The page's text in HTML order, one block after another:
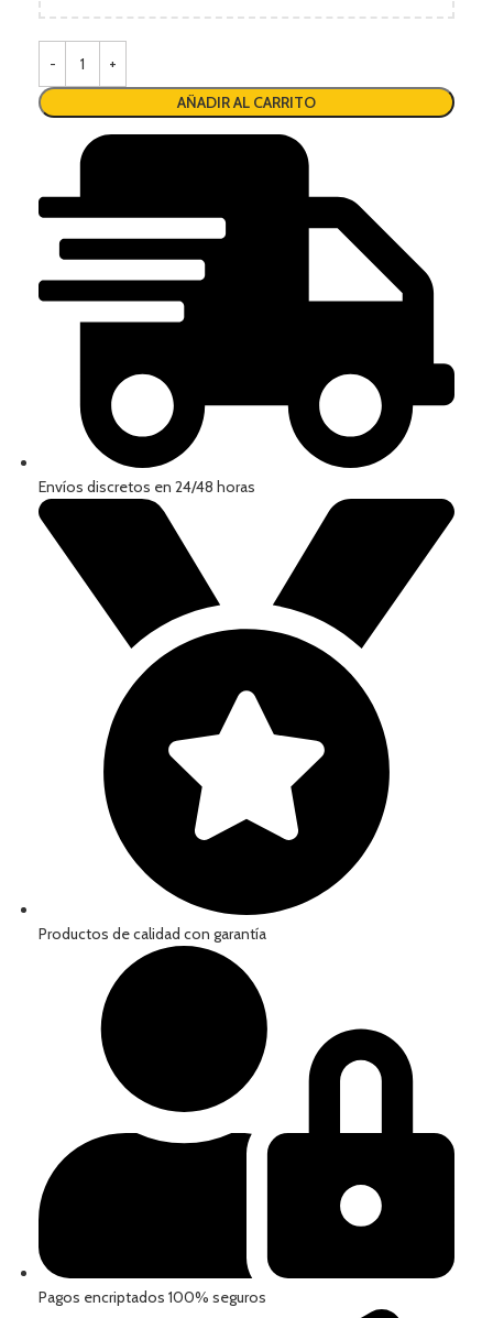
AÑADIR AL CARRITO
Envíos discretos en 24/48 horas
Productos de calidad con garantía
Pagos encriptados 100% seguros